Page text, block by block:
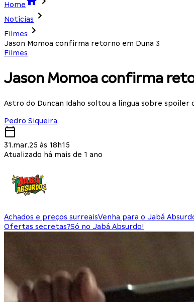
Home
Notícias
Filmes
Jason Momoa confirma retorno em Duna 3
Filmes
Jason Momoa confirma
Astro do Duncan Idaho soltou a língua sobre spoiler
Pedro Siqueira
31.mar.25 às 18h15
Atualizado há mais de 1 ano
Achados e preços surreaisVenha para o Jabá
Ofertas secretas?Só no Jabá Absurdo!